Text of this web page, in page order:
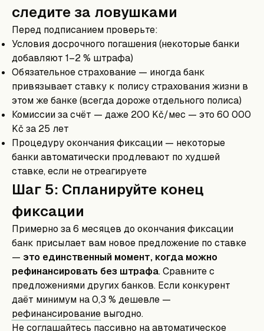
следите за ловушками
Перед подписанием проверьте:
Условия досрочного погашения (некоторые банки
добавляют 1–2 % штрафа)
Обязательное страхование — иногда банк
привязывает ставку к полису страхования жизни в
этом же банке (всегда дороже отдельного полиса)
Комиссии за счёт — даже 200 Kč/мес — это 60 000
Kč за 25 лет
Процедуру окончания фиксации — некоторые
банки автоматически продлевают по худшей
ставке, если не отреагируете
Шаг 5: Спланируйте конец
фиксации
Примерно за 6 месяцев до окончания фиксации
банк присылает вам новое предложение по ставке
— это единственный момент, когда можно
рефинансировать без штрафа. Сравните с
предложениями других банков. Если конкурент
даёт минимум на 0,3 % дешевле —
рефинансирование выгодно.
Не соглашайтесь пассивно на автоматическое